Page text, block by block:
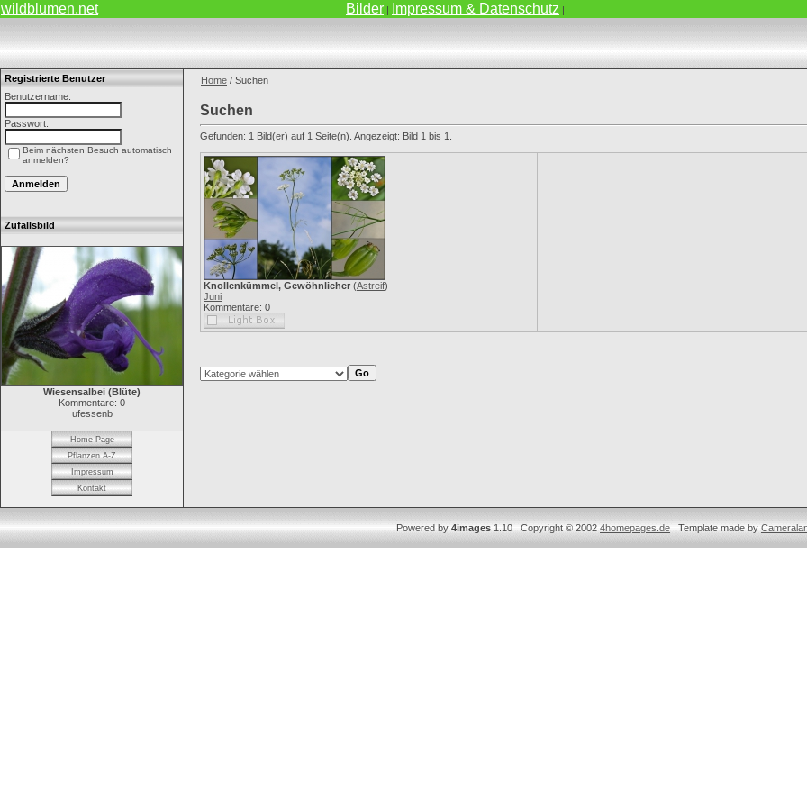
wildblumen.net Bilder | Impressum & Datenschutz |
Registrierte Benutzer
Benutzername:
Passwort:
Beim nächsten Besuch automatisch
anmelden?
Zufallsbild
Wiesensalbei (Blüte)
Kommentare: 0
ufessenb
Home Page
Pflanzen A-Z
Impressum
Kontakt
Home / Suchen
Suchen
Gefunden: 1 Bild(er) auf 1 Seite(n). Angezeigt: Bild 1 bis 1.
Knollenkümmel, Gewöhnlicher (Astreif)
Juni
Kommentare: 0
Powered by4images1.10 Copyright © 20024homepages.deTemplate made by